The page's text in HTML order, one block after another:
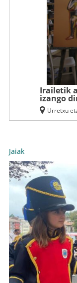
Irailetik
izango
Urretxu
Jaiak